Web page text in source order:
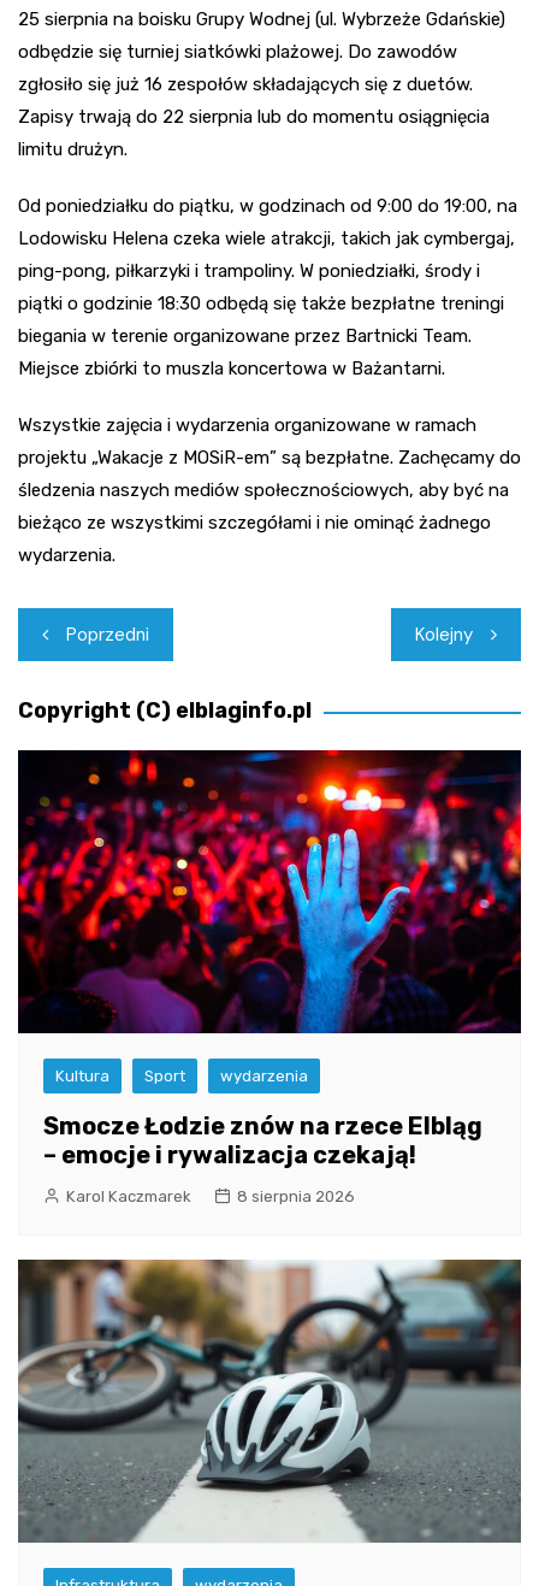
25 sierpnia na boisku Grupy Wodnej (ul. Wybrzeże Gdańskie)
odbędzie się turniej siatkówki plażowej. Do zawodów
zgłosiło się już 16 zespołów składających się z duetów.
Zapisy trwają do 22 sierpnia lub do momentu osiągnięcia
limitu drużyn.
Od poniedziałku do piątku, w godzinach od 9:00 do 19:00, na
Lodowisku Helena czeka wiele atrakcji, takich jak cymbergaj,
ping-pong, piłkarzyki i trampoliny. W poniedziałki, środy i
piątki o godzinie 18:30 odbędą się także bezpłatne treningi
biegania w terenie organizowane przez Bartnicki Team.
Miejsce zbiórki to muszla koncertowa w Bażantarni.
Wszystkie zajęcia i wydarzenia organizowane w ramach
projektu „Wakacje z MOSiR-em” są bezpłatne. Zachęcamy do
śledzenia naszych mediów społecznościowych, aby być na
bieżąco ze wszystkimi szczegółami i nie ominąć żadnego
wydarzenia.
Nawigacja
wpisu
Poprzedni Kolejny
Copyright (C) elblaginfo.pl
Kultura Sport wydarzenia
Smocze Łodzie znów na rzece Elbląg
– emocje i rywalizacja czekają!
Karol Kaczmarek 8 sierpnia 2026